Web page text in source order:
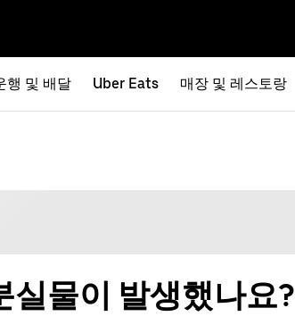
행 및 배달 Uber Eats 매장 및 레스토랑
실물이 발생했나요?